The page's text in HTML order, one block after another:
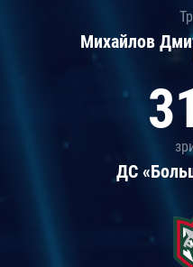
Михайлов
ДС